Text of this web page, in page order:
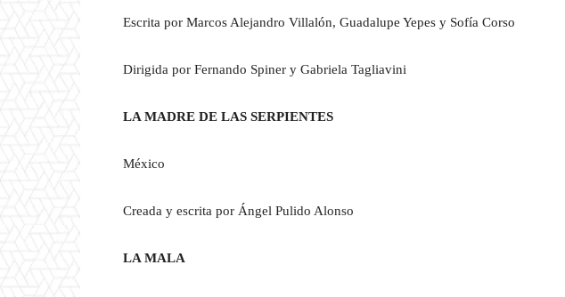
Escrita por Marcos Alejandro Villalón, Guadalupe Yepes y Sofía Corso
Dirigida por Fernando Spiner y Gabriela Tagliavini
LA MADRE DE LAS SERPIENTES
México
Creada y escrita por Ángel Pulido Alonso
LA MALA